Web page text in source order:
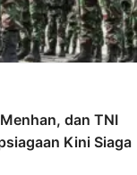
dan TNI
Kini Siaga